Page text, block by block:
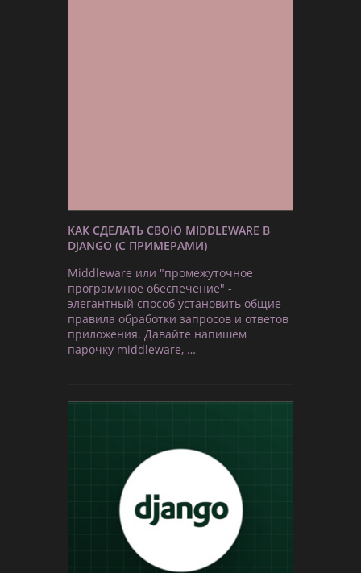
КАК СДЕЛАТЬ СВОЮ MIDDLEWARE В
DJANGO (С ПРИМЕРАМИ)
Middleware или "промежуточное
программное обеспечение" -
элегантный способ установить общие
правила обработки запросов и ответов
приложения. Давайте напишем
парочку middleware, …